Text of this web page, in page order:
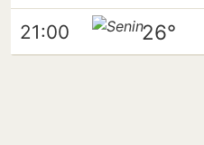
21:00 26°